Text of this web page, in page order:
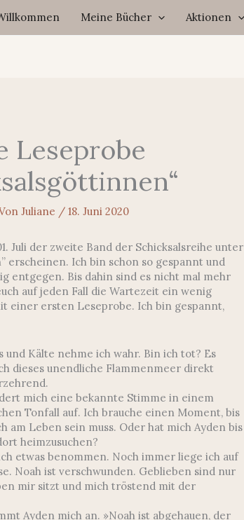
Meine Bücher Aktionen
Leseprobe
Juliane /18. Juni 2020
Juli der zweite Band der Schicksalsreihe unter
erscheinen. Ich bin schon so gespannt und
entgegen. Bis dahin sind es nicht mal mehr
auf jeden Fall die Wartezeit ein wenig
einer ersten Leseprobe. Ich bin gespannt,
Kälte nehme ich wahr. Bin ich tot? Es
dieses unendliche Flammenmeer direkt
mich eine bekannte Stimme in einem
Tonfall auf. Ich brauche einen Moment, bis
am Leben sein muss. Oder hat mich Ayden bis
heimzusuchen?
etwas benommen. Noch immer liege ich auf
Noah ist verschwunden. Geblieben sind nur
mir sitzt und mich tröstend mit der
Ayden mich an. »Noah ist abgehauen, der